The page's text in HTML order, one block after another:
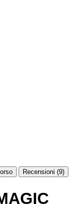
Recensioni (9)